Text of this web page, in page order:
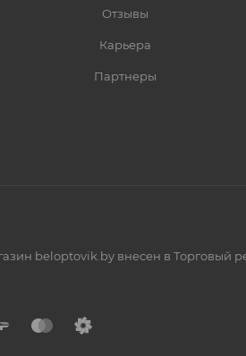
Отзывы
Карьера
Партнеры
beloptovik.by внесен в Торговый